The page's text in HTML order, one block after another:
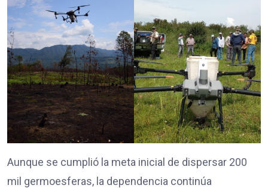
Aunque se cumplió la meta inicial de dispersar 200
mil germoesferas, la dependencia continúa